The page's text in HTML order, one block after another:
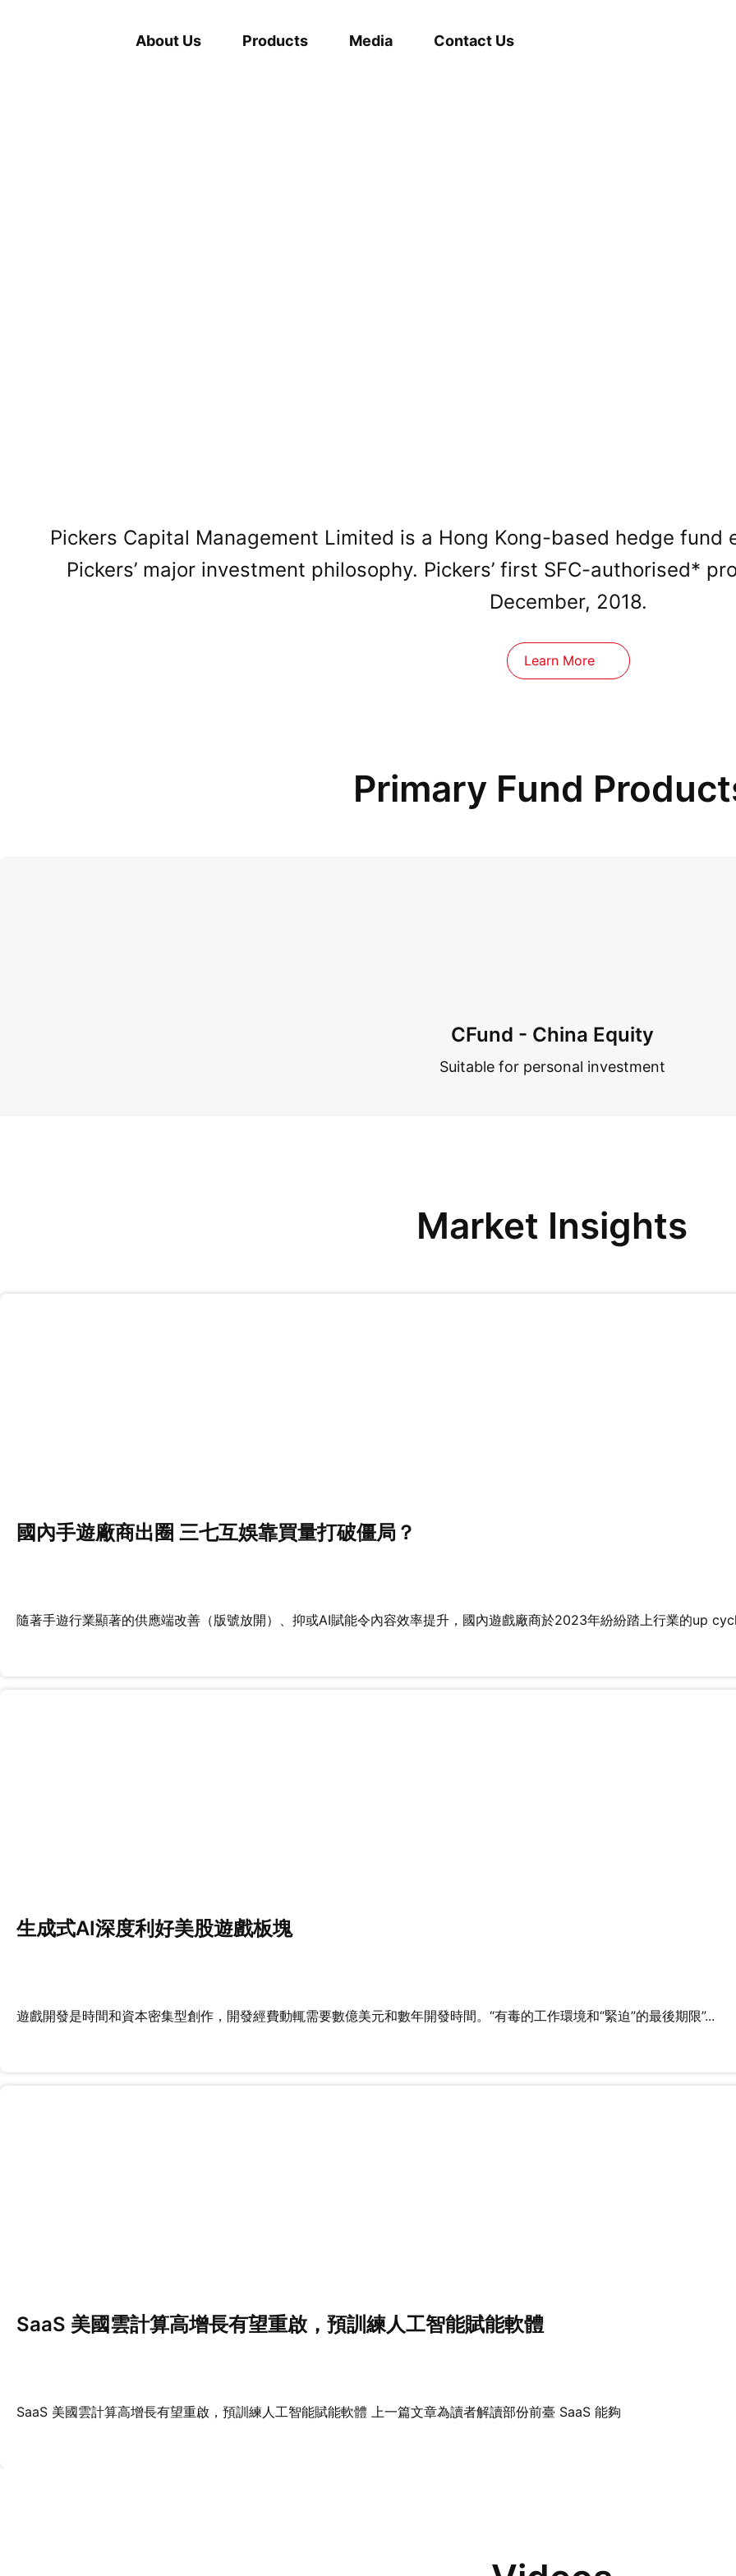
About Us Products Media Contact Us
Pickers Capital Management Limited is a Hong Kong-based hedge fund
Pickers’ major investment philosophy. Pickers’ first SFC-authorised*
December, 2018.
Learn More
Primary Fund
CFund - China Equity
Suitable for personal investment
Market Insights
國內手遊廠商出圈 三七互娛靠買量打破僵局？
隨著手遊行業顯著的供應端改善（版號放開）、抑或AI賦能令內容效率提升，國內遊戲廠商於2023年紛紛踏上行業的up
生成式AI深度利好美股遊戲板塊
遊戲開發是時間和資本密集型創作，開發經費動輒需要數億美元和數年開發時間。“有毒的工作環境和“緊迫”的最後期限”...
SaaS 美國雲計算高增長有望重啟，預訓練人工智能賦能軟體
SaaS 美國雲計算高增長有望重啟，預訓練人工智能賦能軟體 上一篇文章為讀者解讀部份前臺 SaaS 能夠